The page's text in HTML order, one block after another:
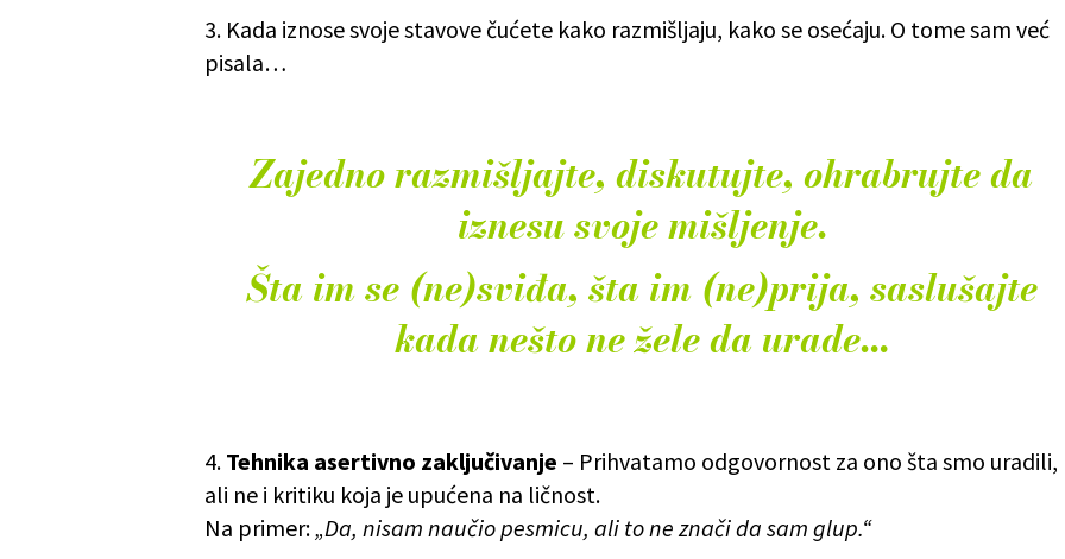
3. Kada iznose svoje stavove čućete kako razmišljaju, kako se osećaju. O tome sam već
pisala…
Zajedno razmišljajte, diskutujte, ohrabrujte da
iznesu svoje mišljenje.
Šta im se (ne)sviđa, šta im (ne)prija, saslušajte
kada nešto ne žele da urade…
4. Tehnika asertivno zaključivanje – Prihvatamo odgovornost za ono šta smo uradili,
ali ne i kritiku koja je upućena na ličnost.
Na primer:„Da, nisam naučio pesmicu, ali to ne znači da sam glup.“